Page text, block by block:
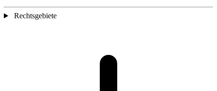
Rechtsgebiete